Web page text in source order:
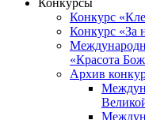
Конкурсы
Конкурс
Конкурс «За
«Красота
Архив